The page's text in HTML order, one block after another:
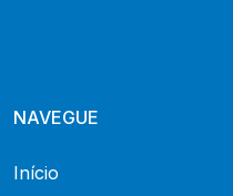
NAVEGUE
Início